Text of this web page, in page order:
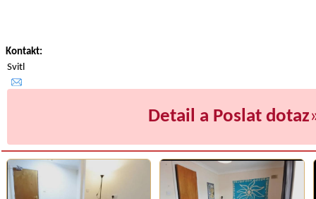
Kontakt:
Svitl
Detail a Poslat dotaz